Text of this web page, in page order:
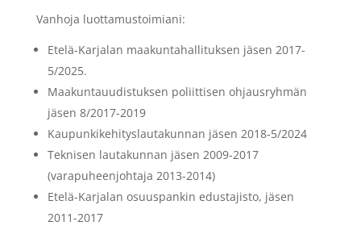
Vanhoja luottamustoimiani:
Etelä-Karjalan maakuntahallituksen jäsen 2017-
5/2025.
Maakuntauudistuksen poliittisen ohjausryhmän
jäsen 8/2017-2019
Kaupunkikehityslautakunnan jäsen 2018-5/2024
Teknisen lautakunnan jäsen 2009-2017
(varapuheenjohtaja 2013-2014)
Etelä-Karjalan osuuspankin edustajisto, jäsen
2011-2017